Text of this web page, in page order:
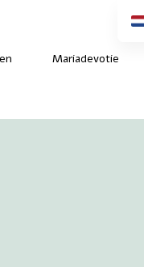
Mariadevotie